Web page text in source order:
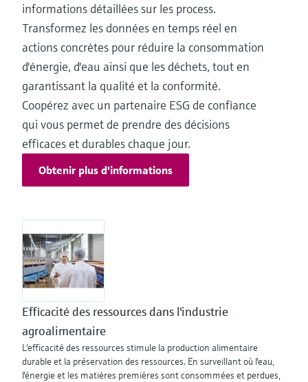
informations détaillées sur les process.
Transformez les données en temps réel en
actions concrètes pour réduire la consommation
d'énergie, d'eau ainsi que les déchets, tout en
garantissant la qualité et la conformité.
Coopérez avec un partenaire ESG de confiance
qui vous permet de prendre des décisions
efficaces et durables chaque jour.
Obtenir plus d'informations
Efficacité des ressources dans l'industrie
agroalimentaire
L'efficacité des ressources stimule la production alimentaire
durable et la préservation des ressources. En surveillant où l'eau,
l'énergie et les matières premières sont consommées et perdues,